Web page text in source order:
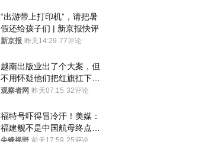
“出游带上打印机”，请把暑
假还给孩子们 | 新京报快评
新京报 昨天14:29 77评论
越南出版业出了个大案，但
不用怀疑他们把红旗扛下去
的决心
观察者网 昨天07:15 32评论
福特号吓得冒冷汗！美媒：
福建舰不是中国航母终点，
而是新起点！